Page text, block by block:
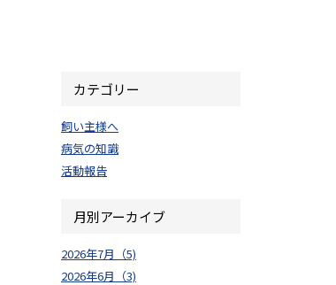
カテゴリー
飼い主様へ
病気の知識
活動報告
月別アーカイブ
2026年7月（5)
2026年6月（3)